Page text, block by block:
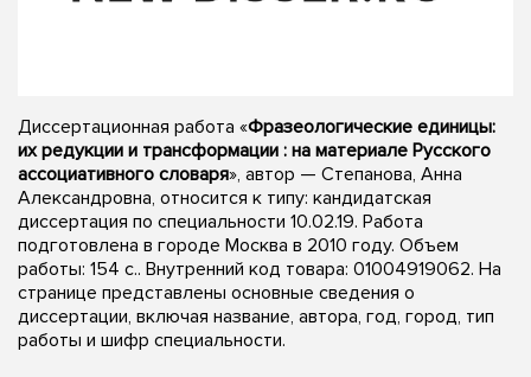
Диссертационная работа «Фразеологические единицы:
их редукции и трансформации : на материале Русского
ассоциативного словаря», автор — Степанова, Анна
Александровна, относится к типу: кандидатская
диссертация по специальности 10.02.19. Работа
подготовлена в городе Москва в 2010 году. Объем
работы: 154 с.. Внутренний код товара: 01004919062. На
странице представлены основные сведения о
диссертации, включая название, автора, год, город, тип
работы и шифр специальности.